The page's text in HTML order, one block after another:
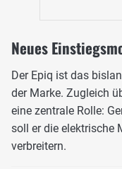
Neues
Der Epiq ist das
der Marke. Zugleich
eine zentrale Rolle:
soll er die elektrische
verbreitern.